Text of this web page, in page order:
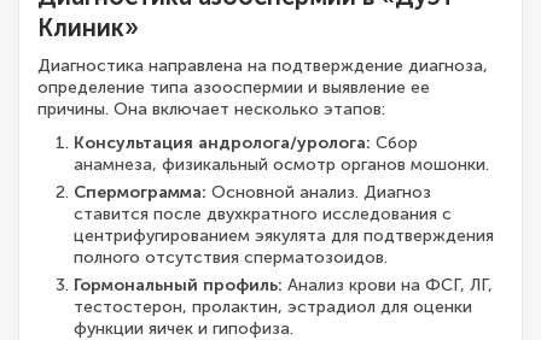
Клиник»
Диагностика направлена на подтверждение диагноза,
определение типа азооспермии и выявление ее
причины. Она включает несколько этапов:
Консультация андролога/уролога: Сбор
анамнеза, физикальный осмотр органов мошонки.
Спермограмма: Основной анализ. Диагноз
ставится после двухкратного исследования с
центрифугированием эякулята для подтверждения
полного отсутствия сперматозоидов.
Гормональный профиль: Анализ крови на ФСГ, ЛГ,
тестостерон, пролактин, эстрадиол для оценки
функции яичек и гипофиза.